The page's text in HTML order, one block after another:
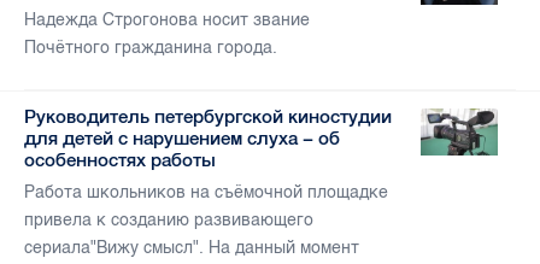
Надежда Строгонова носит звание
Почётного гражданина города.
Руководитель петербургской киностудии
для детей с нарушением слуха − об
особенностях работы
Работа школьников на съёмочной площадке
привела к созданию развивающего
сериала"Вижу смысл". На данный момент